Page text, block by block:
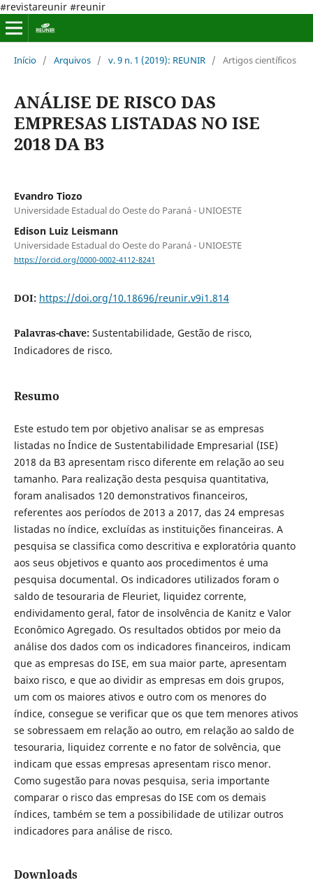
#revistareunir #reunir
Início / Arquivos / v. 9 n. 1 (2019): REUNIR / Artigos científicos
ANÁLISE DE RISCO DAS
EMPRESAS LISTADAS NO ISE
2018 DA B3
Evandro Tiozo
Universidade Estadual do Oeste do Paraná - UNIOESTE
Edison Luiz Leismann
Universidade Estadual do Oeste do Paraná - UNIOESTE
https://orcid.org/0000-0002-4112-8241
DOI: https://doi.org/10.18696/reunir.v9i1.814
Palavras-chave: Sustentabilidade, Gestão de risco,
Indicadores de risco.
Resumo
Este estudo tem por objetivo analisar se as empresas
listadas no Índice de Sustentabilidade Empresarial (ISE)
2018 da B3 apresentam risco diferente em relação ao seu
tamanho. Para realização desta pesquisa quantitativa,
foram analisados 120 demonstrativos financeiros,
referentes aos períodos de 2013 a 2017, das 24 empresas
listadas no índice, excluídas as instituições financeiras. A
pesquisa se classifica como descritiva e exploratória quanto
aos seus objetivos e quanto aos procedimentos é uma
pesquisa documental. Os indicadores utilizados foram o
saldo de tesouraria de Fleuriet, liquidez corrente,
endividamento geral, fator de insolvência de Kanitz e Valor
Econômico Agregado. Os resultados obtidos por meio da
análise dos dados com os indicadores financeiros, indicam
que as empresas do ISE, em sua maior parte, apresentam
baixo risco, e que ao dividir as empresas em dois grupos,
um com os maiores ativos e outro com os menores do
índice, consegue se verificar que os que tem menores ativos
se sobressaem em relação ao outro, em relação ao saldo de
tesouraria, liquidez corrente e no fator de solvência, que
indicam que essas empresas apresentam risco menor.
Como sugestão para novas pesquisa, seria importante
comparar o risco das empresas do ISE com os demais
índices, também se tem a possibilidade de utilizar outros
indicadores para análise de risco.
Downloads